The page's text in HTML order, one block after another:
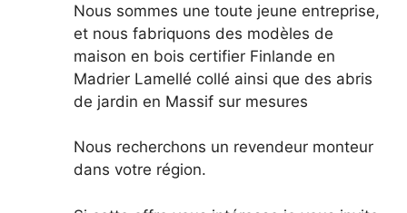
Nous sommes une toute jeune entreprise,
et nous fabriquons des modèles de
maison en bois certifier Finlande en
Madrier Lamellé collé ainsi que des abris
de jardin en Massif sur mesures
Nous recherchons un revendeur monteur
dans votre région.